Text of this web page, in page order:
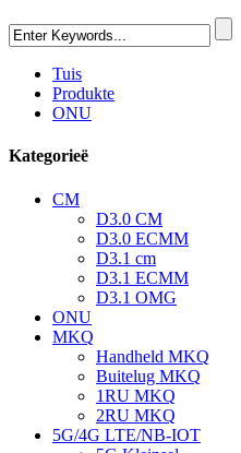
Tuis
Produkte
ONU
Kategorieë
CM
D3.0 CM
D3.0 ECMM
D3.1 cm
D3.1 ECMM
D3.1 OMG
ONU
MKQ
Handheld MKQ
Buitelug MKQ
1RU MKQ
2RU MKQ
5G/4G LTE/NB-IOT